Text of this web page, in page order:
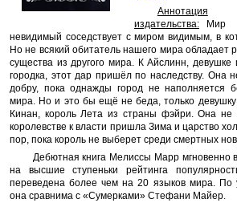
Аннотация
издательства: Мир
невидимый соседствует с миром видимым, в
Но не всякий обитатель нашего мира обладает
существа из другого мира. К Айслинн, девушке
городка, этот дар пришёл по наследству. Она
добру, пока однажды город не наполняется
мира. Но и это бы ещё не беда, только девушку
Кинан, король Лета из страны фэйри. Она не
королевстве к власти пришла Зима и царство
пор, пока король не выберет среди смертных
Дебютная книга Мелиссы Марр мгновенно
на высшие ступеньки рейтинга
переведена более чем на 20 языков мира. По
она сравнима с «Сумерками» Стефани Майер.